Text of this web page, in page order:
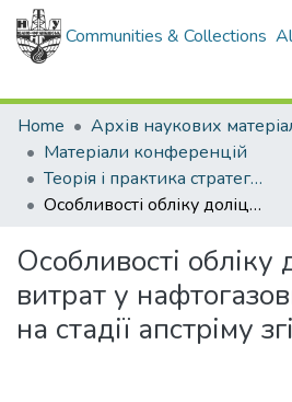
Communities & Collections
Home
Матеріали конференцій
Теорія і практика стратегічного управління розвитком галузевих і регіональних суспільних систем
Особливості обліку доліцензійних витрат у нафтогазових компаніях на стадії апстріму згідно МСФЗ
Особливості обліку
витрат у
на стадії апстріму